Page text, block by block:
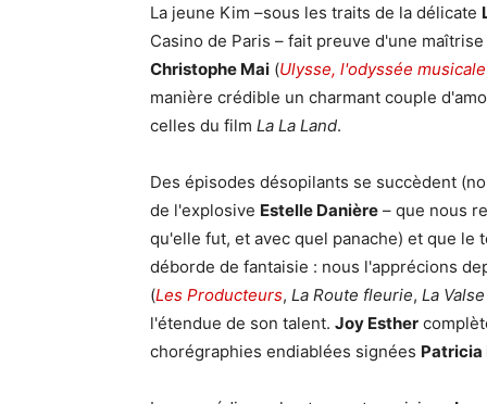
La jeune Kim –sous les traits de la délicate
Casino de Paris – fait preuve d'une
Christophe Mai (Ulysse, l'odyssée musicale
manière crédible un charmant couple
celles du film La La Land.
Des épisodes désopilants se succèdent
de l'explosive Estelle Danière – que nous
qu'elle fut, et avec quel panache) et que
déborde de fantaisie : nous l'apprécions
(Les Producteurs, La Route fleurie, La
l'étendue de son talent. Joy Esther
chorégraphies endiablées signées Patricia